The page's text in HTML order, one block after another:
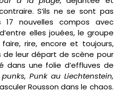
S’ils ne se sont pas
nouvelles compos avec
elles jouées, le groupe
rire, encore et toujours,
de leur départ de scène pour
dans une folie d’effluves de
Punk au Liechtenstein,
Rousson dans le chaos.